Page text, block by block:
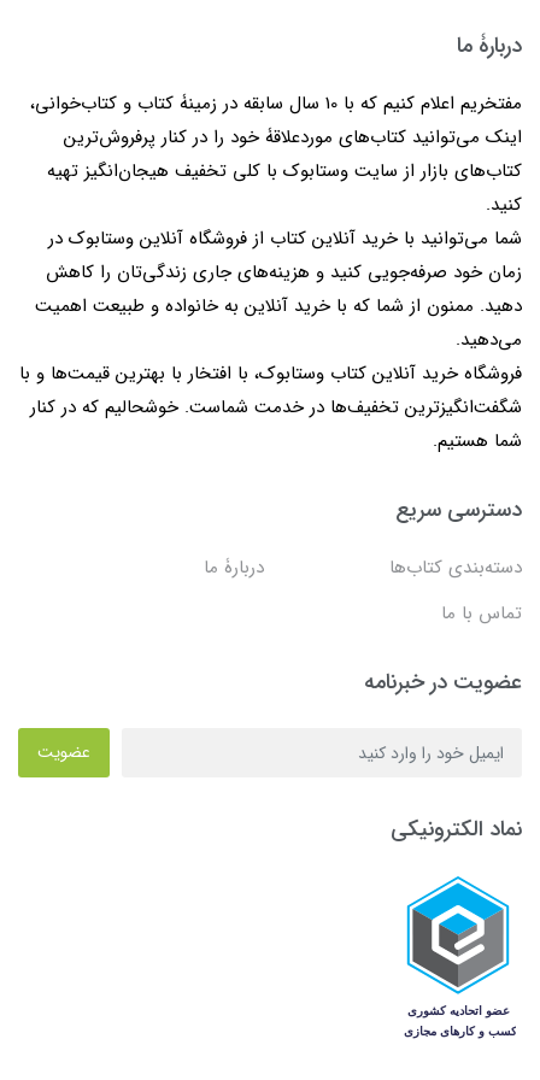
دربارۀ ما
مفتخریم اعلام کنیم که با 10 سال سابقه در زمینۀ کتاب و کتاب‌خوانی،
اینک می‌توانید کتاب‌های موردعلاقۀ خود را در کنار پرفروش‌ترین
کتاب‌های بازار از سایت وستابوک با کلی تخفیف هیجان‌انگیز تهیه
کنید.
شما می‌توانید با خرید آنلاین کتاب از فروشگاه آنلاین وستابوک در
زمان خود صرفه‌جویی کنید و هزینه‌های جاری زندگی‌تان را کاهش
دهید. ممنون از شما که با خرید آنلاین به خانواده و طبیعت اهمیت
می‌دهید.
فروشگاه خرید آنلاین کتاب وستابوک، با افتخار با بهترین قیمت‌ها و با
شگفت‌انگیزترین تخفیف‌ها در خدمت شماست. خوشحالیم که در کنار
شما هستیم.
دسترسی سریع
دسته‌بندی کتاب‌ها
دربارۀ ما
تماس با ما
عضویت در خبرنامه
عضویت
نماد الکترونیکی